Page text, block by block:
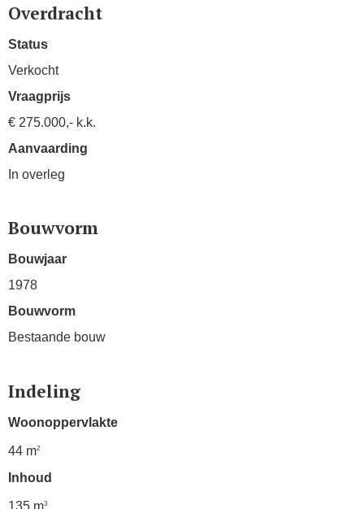
Overdracht
Status
Verkocht
Vraagprijs
€ 275.000,- k.k.
Aanvaarding
In overleg
Bouwvorm
Bouwjaar
1978
Bouwvorm
Bestaande bouw
Indeling
Woonoppervlakte
44 m2
Inhoud
135 m3